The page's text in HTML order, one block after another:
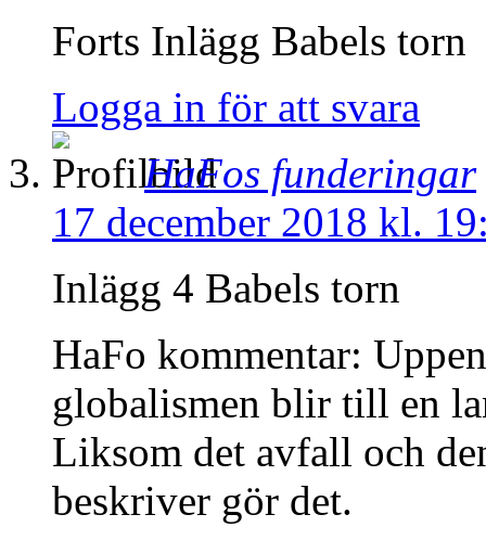
Forts Inlägg Babels torn
Logga in för att svara
HaFos funderingar
17 december 2018 kl.
Inlägg 4 Babels torn
HaFo kommentar:
globalismen blir till en
Liksom det avfall och
beskriver gör det.